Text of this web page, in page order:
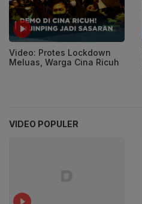
Video: Protes Lockdown
Meluas, Warga Cina Ricuh
VIDEO POPULER